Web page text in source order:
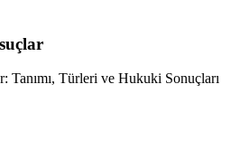
Tanımı, Türleri ve Hukuki Sonuçları